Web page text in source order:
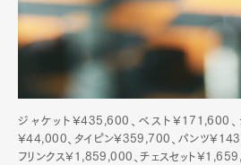
ジャケット¥435,600、ベスト¥171,600
¥44,000、タイピン¥359,700、パンツ
フリンクス¥1,859,000、チェスセット